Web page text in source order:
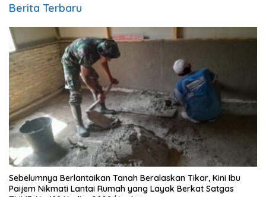
Berita Terbaru
Sebelumnya Berlantaikan Tanah Beralaskan Tikar, Kini Ibu
Paijem Nikmati Lantai Rumah yang Layak Berkat Satgas